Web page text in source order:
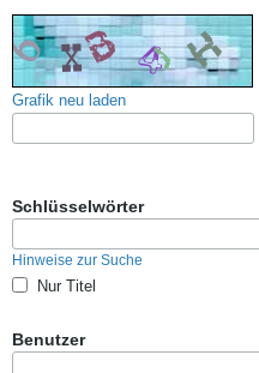
Grafik neu laden
Schlüsselwörter
Hinweise zur Suche
Nur Titel
Benutzer